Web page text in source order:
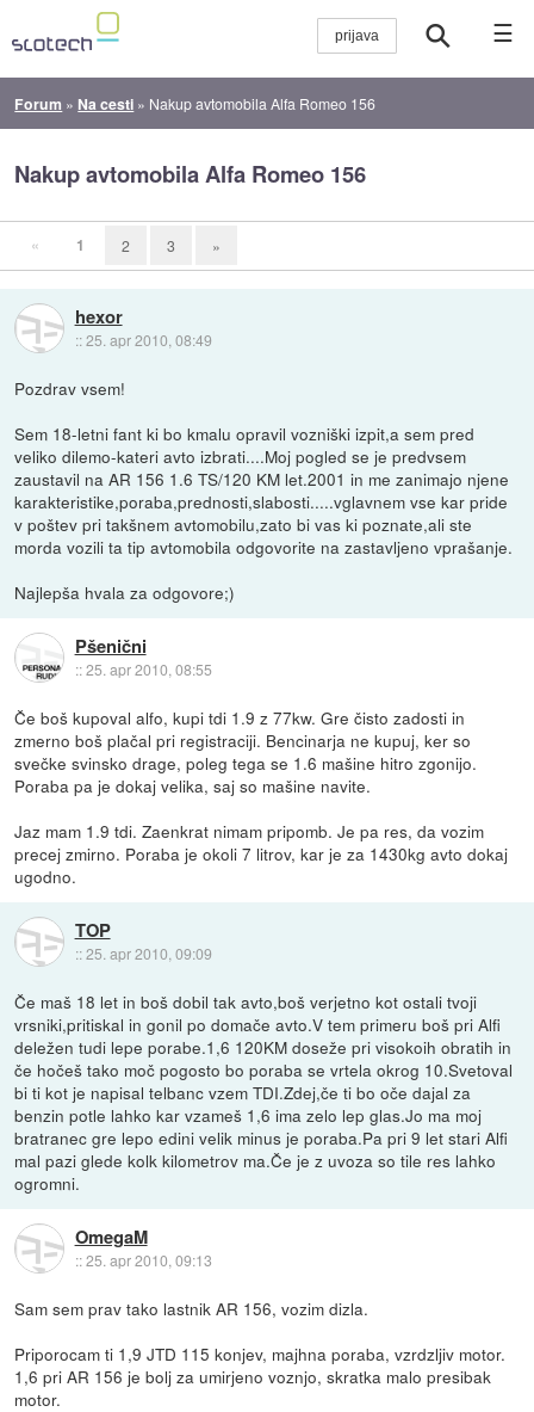
☰
Forum » Na cesti » Nakup avtomobila Alfa Romeo 156
Nakup avtomobila Alfa Romeo 156
« 1 2 3 »
hexor
::25. apr 2010, 08:49
Pozdrav vsem!
Sem 18-letni fant ki bo kmalu opravil vozniški izpit,a sem pred
veliko dilemo-kateri avto izbrati....Moj pogled se je predvsem
zaustavil na AR 156 1.6 TS/120 KM let.2001 in me zanimajo njene
karakteristike,poraba,prednosti,slabosti.....vglavnem vse kar pride
v poštev pri takšnem avtomobilu,zato bi vas ki poznate,ali ste
morda vozili ta tip avtomobila odgovorite na zastavljeno vprašanje.
Najlepša hvala za odgovore;)
Pšenični
::25. apr 2010, 08:55
Če boš kupoval alfo, kupi tdi 1.9 z 77kw. Gre čisto zadosti in
zmerno boš plačal pri registraciji. Bencinarja ne kupuj, ker so
svečke svinsko drage, poleg tega se 1.6 mašine hitro zgonijo.
Poraba pa je dokaj velika, saj so mašine navite.
Jaz mam 1.9 tdi. Zaenkrat nimam pripomb. Je pa res, da vozim
precej zmirno. Poraba je okoli 7 litrov, kar je za 1430kg avto dokaj
ugodno.
TOP
::25. apr 2010, 09:09
Če maš 18 let in boš dobil tak avto,boš verjetno kot ostali tvoji
vrsniki,pritiskal in gonil po domače avto.V tem primeru boš pri Alfi
deležen tudi lepe porabe.1,6 120KM doseže pri visokoih obratih in
če hočeš tako moč pogosto bo poraba se vrtela okrog 10.Svetoval
bi ti kot je napisal telbanc vzem TDI.Zdej,če ti bo oče dajal za
benzin potle lahko kar vzameš 1,6 ima zelo lep glas.Jo ma moj
bratranec gre lepo edini velik minus je poraba.Pa pri 9 let stari Alfi
mal pazi glede kolk kilometrov ma.Če je z uvoza so tile res lahko
ogromni.
OmegaM
::25. apr 2010, 09:13
Sam sem prav tako lastnik AR 156, vozim dizla.
Priporocam ti 1,9 JTD 115 konjev, majhna poraba, vzrdzljiv motor.
1,6 pri AR 156 je bolj za umirjeno voznjo, skratka malo presibak
motor.